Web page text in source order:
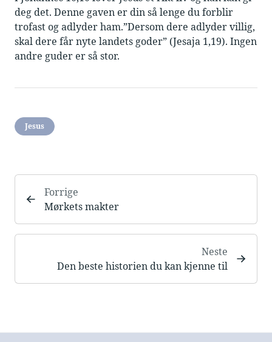
deg det. Denne gaven er din så lenge du forblir
trofast og adlyder ham.”Dersom dere adlyder villig,
skal dere får nyte landets goder” (Jesaja 1,19). Ingen
andre guder er så stor.
Jesus
Forrige
Mørkets makter
Neste
Den beste historien du kan kjenne til